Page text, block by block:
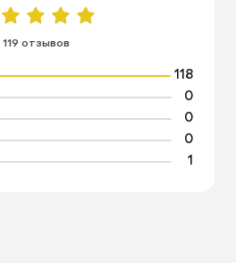
119 отзывов
118
0
0
0
1